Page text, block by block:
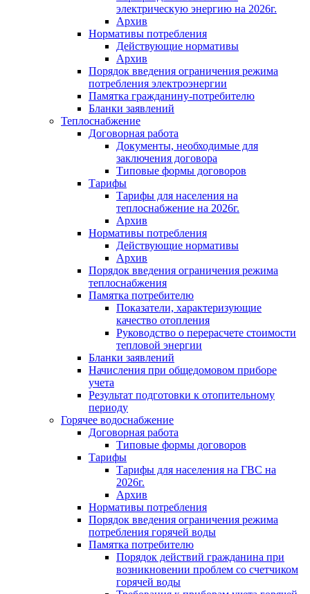
электрическую энергию на 2026г.
Архив
Нормативы потребления
Действующие нормативы
Архив
Порядок введения ограничения режима
потребления электроэнергии
Памятка гражданину-потребителю
Бланки заявлений
Теплоснабжение
Договорная работа
Документы, необходимые для
заключения договора
Типовые формы договоров
Тарифы
Тарифы для населения на
теплоснабжение на 2026г.
Архив
Нормативы потребления
Действующие нормативы
Архив
Порядок введения ограничения режима
теплоснабжения
Памятка потребителю
Показатели, характеризующие
качество отопления
Руководство о перерасчете стоимости
тепловой энергии
Бланки заявлений
Начисления при общедомовом приборе
учета
Результат подготовки к отопительному
периоду
Горячее водоснабжение
Договорная работа
Типовые формы договоров
Тарифы
Тарифы для населения на ГВС на
2026г.
Архив
Нормативы потребления
Порядок введения ограничения режима
потребления горячей воды
Памятка потребителю
Порядок действий гражданина при
возникновении проблем со счетчиком
горячей воды